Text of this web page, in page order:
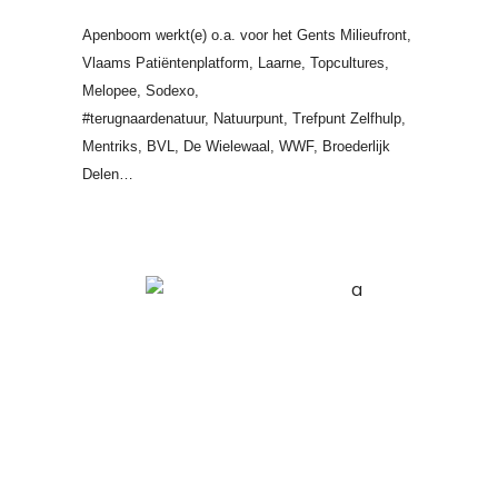
Apenboom werkt(e) o.a. voor het Gents Milieufront,
Vlaams Patiëntenplatform, Laarne, Topcultures,
Melopee, Sodexo,
#terugnaardenatuur, Natuurpunt, Trefpunt Zelfhulp,
Mentriks, BVL, De Wielewaal, WWF, Broederlijk
Delen…